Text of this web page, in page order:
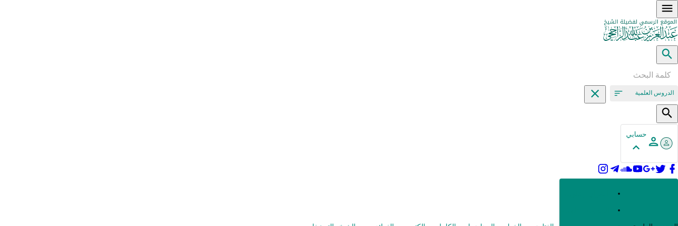
الدروس العلمية
حسابي